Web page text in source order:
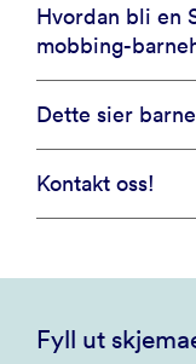
Hvordan bli en
mobbing-
Dette sier
Kontakt oss!
Fyll ut